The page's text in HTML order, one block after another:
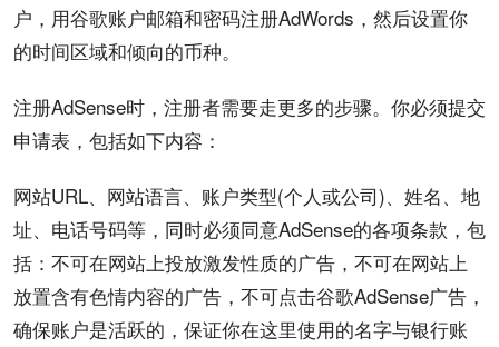
户，用谷歌账户邮箱和密码注册AdWords，然后设置你
的时间区域和倾向的币种。
注册AdSense时，注册者需要走更多的步骤。你必须提交
申请表，包括如下内容：
网站URL、网站语言、账户类型(个人或公司)、姓名、地
址、电话号码等，同时必须同意AdSense的各项条款，包
括：不可在网站上投放激发性质的广告，不可在网站上
放置含有色情内容的广告，不可点击谷歌AdSense广告，
确保账户是活跃的，保证你在这里使用的名字与银行账